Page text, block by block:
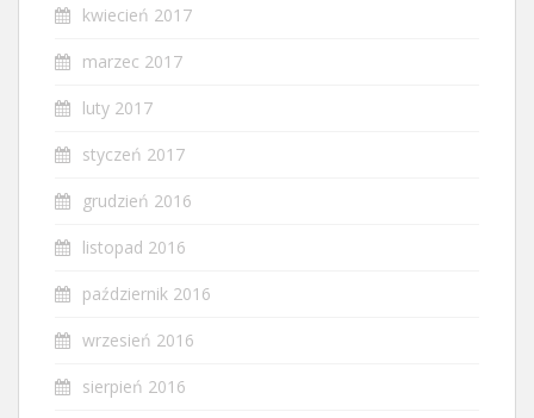
kwiecień 2017
marzec 2017
luty 2017
styczeń 2017
grudzień 2016
listopad 2016
październik 2016
wrzesień 2016
sierpień 2016